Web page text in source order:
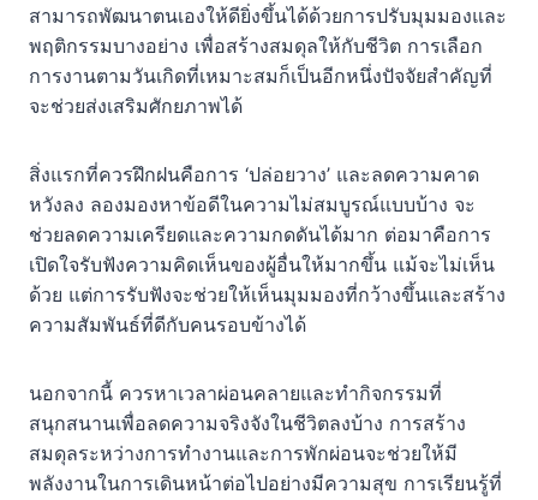
สามารถพัฒนาตนเองให้ดียิ่งขึ้นได้ด้วยการปรับมุมมองและ
พฤติกรรมบางอย่าง เพื่อสร้างสมดุลให้กับชีวิต การเลือก
การงานตามวันเกิดที่เหมาะสมก็เป็นอีกหนึ่งปัจจัยสำคัญที่
จะช่วยส่งเสริมศักยภาพได้
สิ่งแรกที่ควรฝึกฝนคือการ ‘ปล่อยวาง’ และลดความคาด
หวังลง ลองมองหาข้อดีในความไม่สมบูรณ์แบบบ้าง จะ
ช่วยลดความเครียดและความกดดันได้มาก ต่อมาคือการ
เปิดใจรับฟังความคิดเห็นของผู้อื่นให้มากขึ้น แม้จะไม่เห็น
ด้วย แต่การรับฟังจะช่วยให้เห็นมุมมองที่กว้างขึ้นและสร้าง
ความสัมพันธ์ที่ดีกับคนรอบข้างได้
นอกจากนี้ ควรหาเวลาผ่อนคลายและทำกิจกรรมที่
สนุกสนานเพื่อลดความจริงจังในชีวิตลงบ้าง การสร้าง
สมดุลระหว่างการทำงานและการพักผ่อนจะช่วยให้มี
พลังงานในการเดินหน้าต่อไปอย่างมีความสุข การเรียนรู้ที่